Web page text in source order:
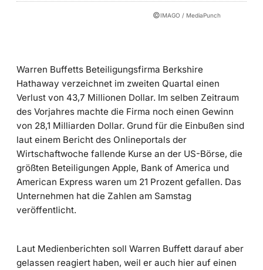
©IMAGO / MediaPunch
Warren Buffetts Beteiligungsfirma Berkshire
Hathaway verzeichnet im zweiten Quartal einen
Verlust von 43,7 Millionen Dollar. Im selben Zeitraum
des Vorjahres machte die Firma noch einen Gewinn
von 28,1 Milliarden Dollar. Grund für die Einbußen sind
laut einem Bericht des Onlineportals der
Wirtschaftwoche fallende Kurse an der US-Börse, die
größten Beteiligungen Apple, Bank of America und
American Express waren um 21 Prozent gefallen. Das
Unternehmen hat die Zahlen am Samstag
veröffentlicht.
Laut Medienberichten soll Warren Buffett darauf aber
gelassen reagiert haben, weil er auch hier auf einen